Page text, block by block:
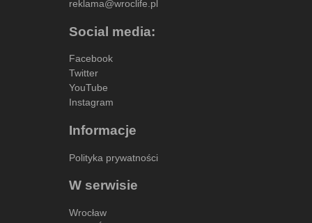
reklama@wroclife.pl
Social media:
Facebook
Twitter
YouTube
Instagram
Informacje
Polityka prywatności
W serwisie
Wrocław